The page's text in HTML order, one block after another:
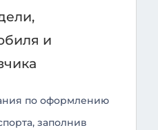
и
по оформлению
заполнив